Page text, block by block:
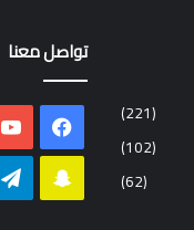
(221)
(102)
(62)
تواصل معنا
فيسبوك
سناب